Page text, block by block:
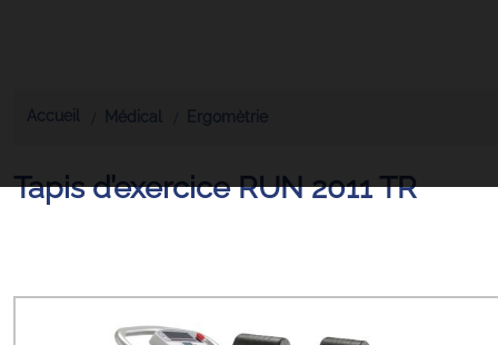
Accueil Médical Ergomètrie
Tapis d’exercice RUN 2011 TR